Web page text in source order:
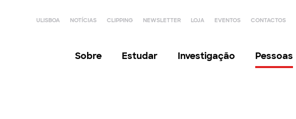
ULISBOA NOTÍCIAS CLIPPING NEWSLETTER LOJA EVENTOS CONTACTOS
Sobre Estudar Investigação Pessoas